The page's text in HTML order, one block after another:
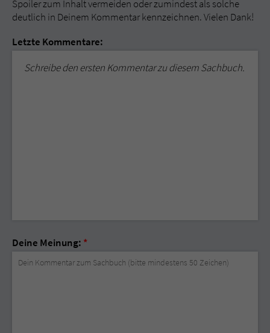
Spoiler zum Inhalt vermeiden oder zumindest als solche
deutlich in Deinem Kommentar kennzeichnen. Vielen Dank!
Letzte Kommentare:
Schreibe den ersten Kommentar zu diesem Sachbuch.
Deine Meinung: *